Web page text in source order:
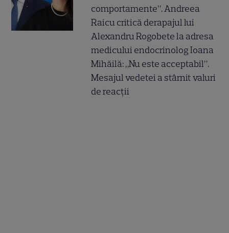
comportamente”. Andreea
Raicu critică derapajul lui
Alexandru Rogobete la adresa
medicului endocrinolog Ioana
Mihăilă: „Nu este acceptabil”.
Mesajul vedetei a stârnit valuri
de reacții